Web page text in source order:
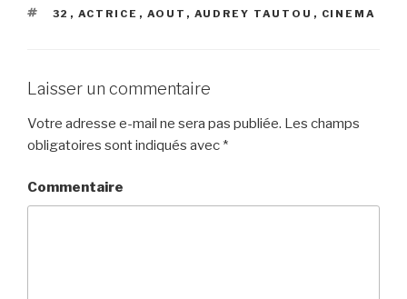
ÉTIQUETTES
32 , ACTRICE , AOUT , AUDREY TAUTOU , CINEMA
Laisser un commentaire
Votre adresse e-mail ne sera pas publiée. Les champs
obligatoires sont indiqués avec *
Commentaire